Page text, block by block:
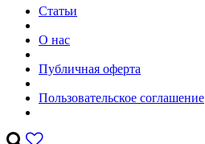
Статьи
О нас
Публичная оферта
Пользовательское соглашение